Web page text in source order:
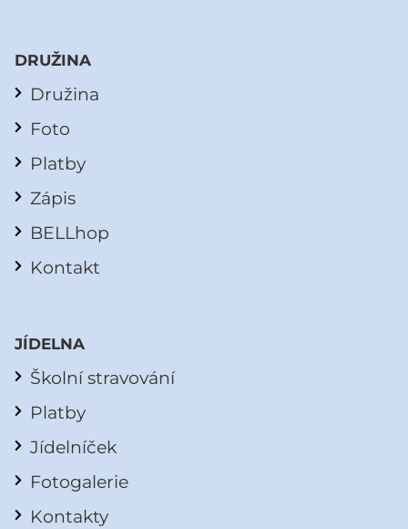
DRUŽINA
Družina
Foto
Platby
Zápis
BELLhop
Kontakt
JÍDELNA
Školní stravování
Platby
Jídelníček
Fotogalerie
Kontakty